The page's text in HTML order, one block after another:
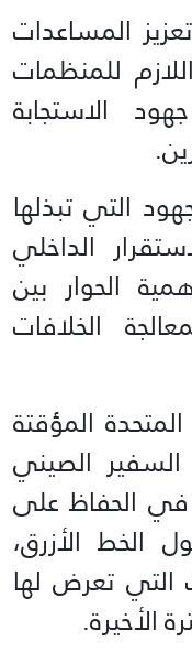
المساعدات
للمنظمات
الاستجابة
التي تبذلها
الداخلي
الحوار بين
الخلافات
المؤقتة
السفير الصيني
في الحفاظ على
الخط الأزرق،
التي تعرض لها
الأخيرة.